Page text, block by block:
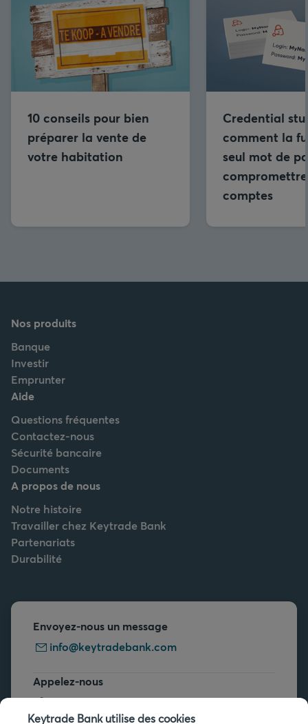
10 conseils pour bien
préparer la vente de
votre habitation
Credential
comment la
seul mot de
comptes
Nos produits
Banque
Investir
Emprunter
Aide
Questions fréquentes
Contactez-nous
Sécurité bancaire
Documents
A propos de nous
Notre histoire
Travailler chez Keytrade Bank
Partenariats
Durabilité
Envoyez-nous un message
info@keytradebank.com
Appelez-nous
+32 2 679 90 00
Keytrade Bank utilise des cookies